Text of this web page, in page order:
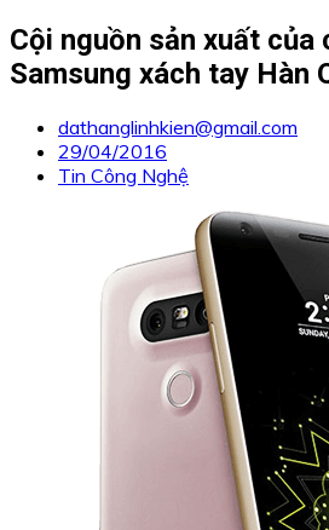
Cội nguồn sản xuất của
Samsung xách tay Hàn
dathanglinhkien@gmail.com
29/04/2016
Tin Công Nghệ